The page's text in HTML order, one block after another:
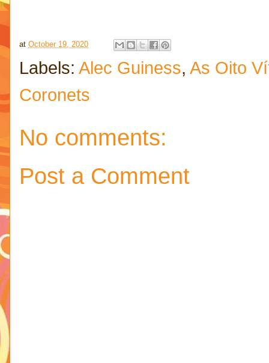
at October 19, 2020
Labels: Alec Guiness, As Oito
Coronets
No comments:
Post a Comment